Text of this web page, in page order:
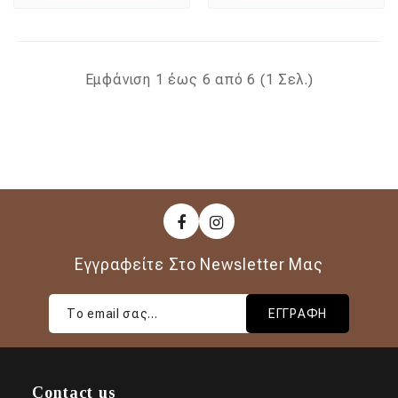
Εμφάνιση 1 έως 6 από 6 (1 Σελ.)
Εγγραφείτε Στο Newsletter Μας
ΕΓΓΡΑΦΉ
Contact us